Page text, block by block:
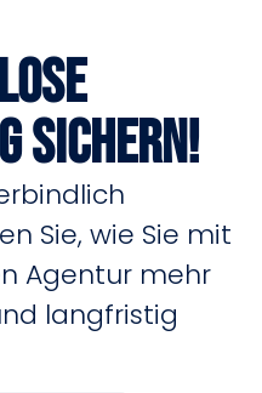
sichern!
Sie, wie Sie mit
Agentur mehr
langfristig